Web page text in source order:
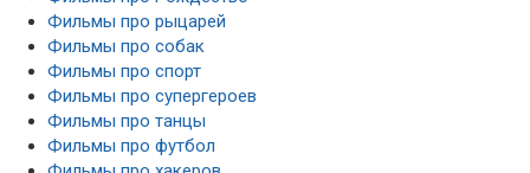
Фильмы про рыцарей
Фильмы про собак
Фильмы про спорт
Фильмы про супергероев
Фильмы про танцы
Фильмы про футбол